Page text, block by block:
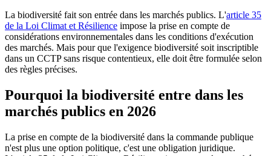
La biodiversité fait son entrée dans les marchés publics. L'article 35
de la Loi Climat et Résilience impose la prise en compte de
considérations environnementales dans les conditions d'exécution
des marchés. Mais pour que l'exigence biodiversité soit inscriptible
dans un CCTP sans risque contentieux, elle doit être formulée selon
des règles précises.
Pourquoi la biodiversité entre dans les
marchés publics en 2026
La prise en compte de la biodiversité dans la commande publique
n'est plus une option politique, c'est une obligation juridique.